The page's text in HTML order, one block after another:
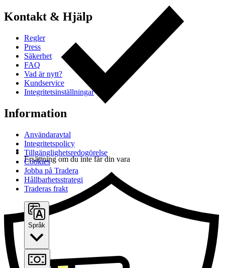
Ersättning om du inte får din vara
Kontakt & Hjälp
Regler
Press
Säkerhet
FAQ
Vad är nytt?
Kundservice
Integritetsinställningar
Information
Användaravtal
Integritetspolicy
Tillgänglighetsredogörelse
Cookies
Jobba på Tradera
Hållbarhetsstrategi
Traderas frakt
Språk